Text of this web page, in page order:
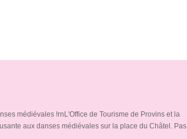
médiévales !rnL'Office de Tourisme de Provins et la
aux danses médiévales sur la place du Châtel. Pas